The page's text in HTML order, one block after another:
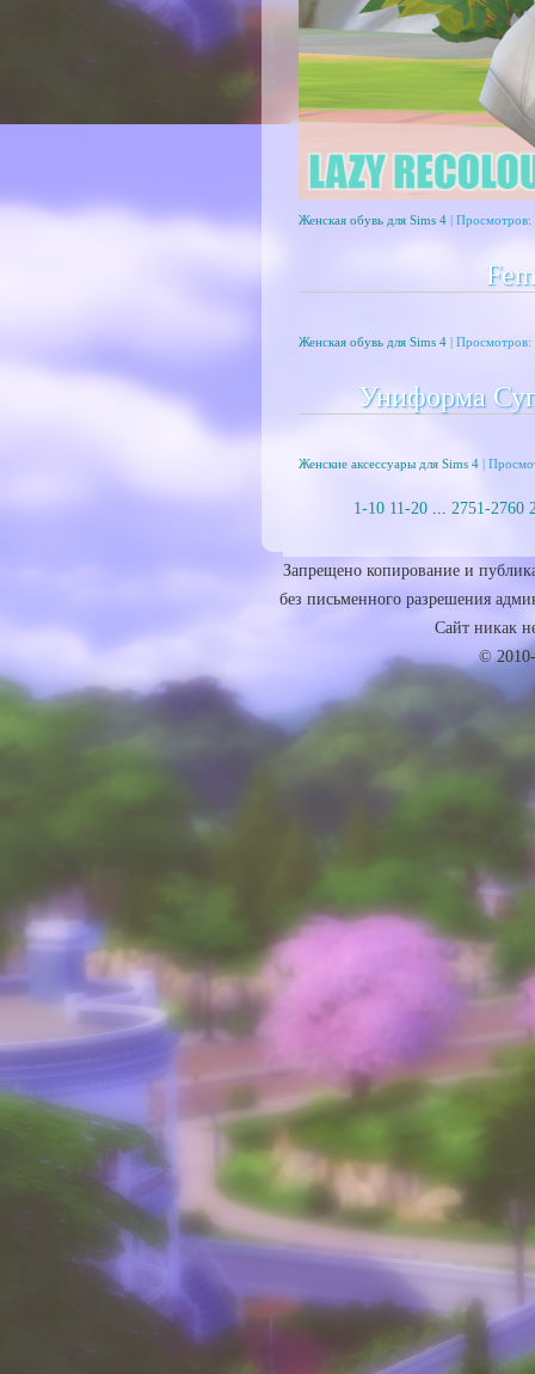
Женская обувь для Sims 4| Просмотров:
Женская обувь для Sims 4| Просмотров:
Униформа
Женские аксессуары для Sims 4|
1-10 11-20 ... 2751-2760
Запрещено копирование и
без письменного разрешения
Сайт никак
©